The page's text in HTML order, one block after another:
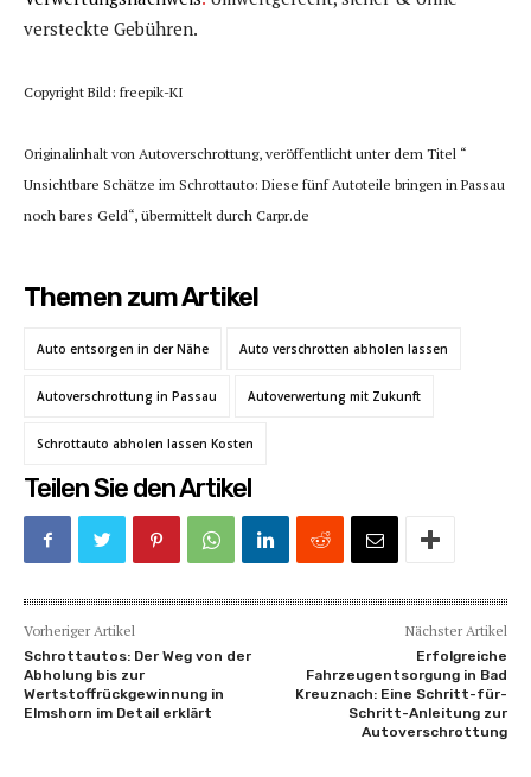
versteckte Gebühren.
Copyright Bild: freepik-KI
Originalinhalt von Autoverschrottung, veröffentlicht unter dem Titel “
Unsichtbare Schätze im Schrottauto: Diese fünf Autoteile bringen in Passau
noch bares Geld“, übermittelt durch Carpr.de
Themen zum Artikel
Auto entsorgen in der Nähe Auto verschrotten abholen lassen
Autoverschrottung in Passau Autoverwertung mit Zukunft
Schrottauto abholen lassen Kosten
Teilen Sie den Artikel
Vorheriger Artikel
Schrottautos: Der Weg von der
Abholung bis zur
Wertstoffrückgewinnung in
Elmshorn im Detail erklärt
Nächster Artikel
Erfolgreiche
Fahrzeugentsorgung in Bad
Kreuznach: Eine Schritt-für-
Schritt-Anleitung zur
Autoverschrottung